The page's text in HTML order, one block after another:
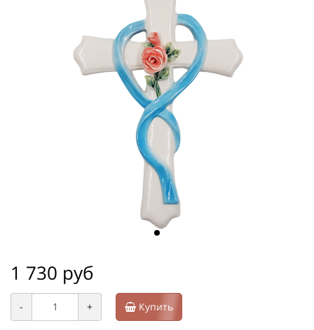
1 730 руб
- + Купить